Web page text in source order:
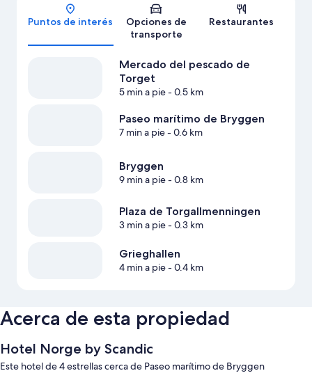
Puntos de interés
Opciones de
transporte
Restaurantes
Mercado del pescado de
Torget
5 min a pie- 0.5 km
Paseo marítimo de Bryggen
7 min a pie- 0.6 km
Bryggen
9 min a pie- 0.8 km
Plaza de Torgallmenningen
3 min a pie- 0.3 km
Grieghallen
4 min a pie- 0.4 km
Acerca de esta propiedad
Hotel Norge by Scandic
Este hotel de 4 estrellas cerca de Paseo marítimo de Bryggen